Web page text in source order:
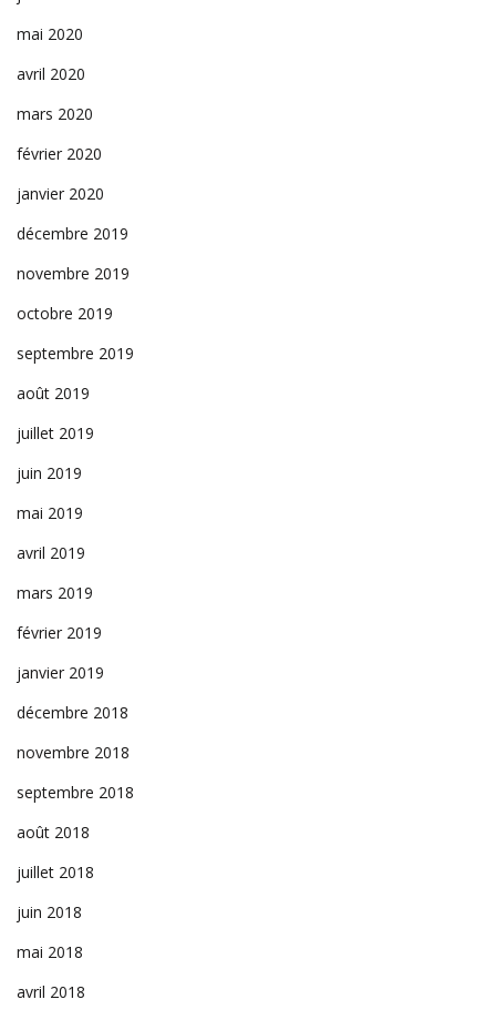
mai 2020
avril 2020
mars 2020
février 2020
janvier 2020
décembre 2019
novembre 2019
octobre 2019
septembre 2019
août 2019
juillet 2019
juin 2019
mai 2019
avril 2019
mars 2019
février 2019
janvier 2019
décembre 2018
novembre 2018
septembre 2018
août 2018
juillet 2018
juin 2018
mai 2018
avril 2018